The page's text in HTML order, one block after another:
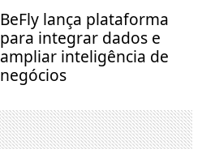
BeFly lança plataforma
para integrar dados e
ampliar inteligência de
negócios